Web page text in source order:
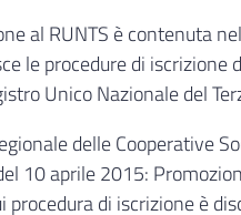
al RUNTS è contenuta
le procedure di
Unico Nazionale del
delle Cooperative
10 aprile 2015:
di iscrizione è